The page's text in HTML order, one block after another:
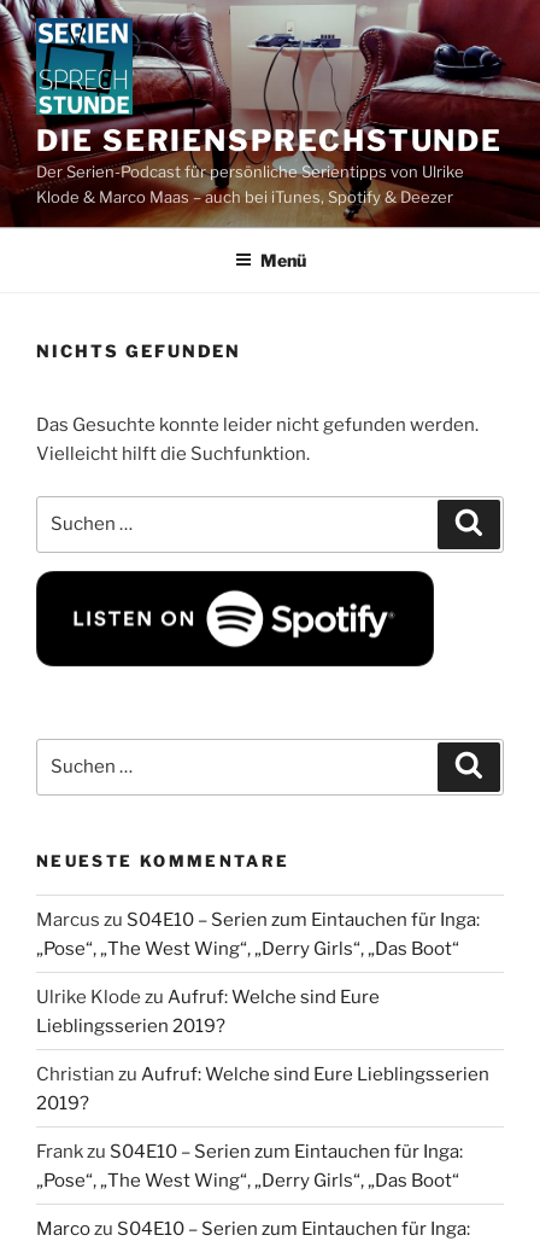
Zum
Inhalt
springen
DIE SERIENSPRECHSTUNDE
Der Serien-Podcast für persönliche Serientipps von Ulrike
Klode & Marco Maas – auch bei iTunes, Spotify & Deezer
Menü
NICHTS GEFUNDEN
Das Gesuchte konnte leider nicht gefunden werden.
Vielleicht hilft die Suchfunktion.
nach:
nach:
NEUESTE KOMMENTARE
Marcus zu S04E10 – Serien zum Eintauchen für Inga:
„Pose“, „The West Wing“, „Derry Girls“, „Das Boot“
Ulrike Klode zu Aufruf: Welche sind Eure
Lieblingsserien 2019?
Christian zu Aufruf: Welche sind Eure Lieblingsserien
2019?
Frankzu S04E10 – Serien zum Eintauchen für Inga:
„Pose“, „The West Wing“, „Derry Girls“, „Das Boot“
Marcozu S04E10 – Serien zum Eintauchen für Inga: